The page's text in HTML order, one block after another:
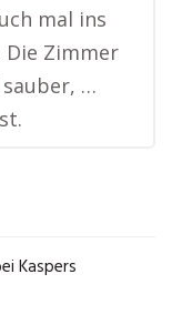
mal ins
Zimmer
…
Kaspers